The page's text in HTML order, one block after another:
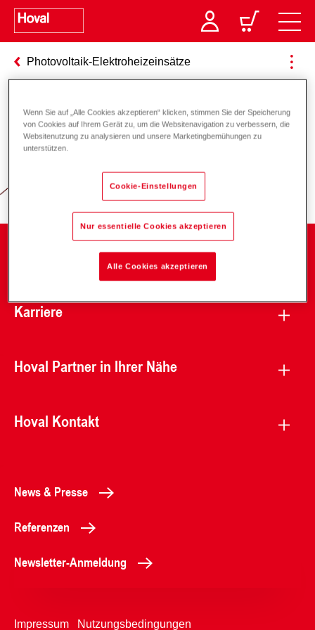
Photovoltaik-Elektroheizeinsätze
Verantwortung für Energie und
Karriere
Hoval Partner in Ihrer Nähe
Hoval Kontakt
News & Presse
Referenzen
Newsletter-Anmeldung
Impressum Nutzungsbedingungen
Wenn Sie auf „Alle Cookies akzeptieren“ klicken, stimmen Sie der Speicherung
von Cookies auf Ihrem Gerät zu, um die Websitenavigation zu verbessern, die
Websitenutzung zu analysieren und unsere Marketingbemühungen zu
unterstützen.
Cookie-Einstellungen
Nur essentielle Cookies akzeptieren
Alle Cookies akzeptieren